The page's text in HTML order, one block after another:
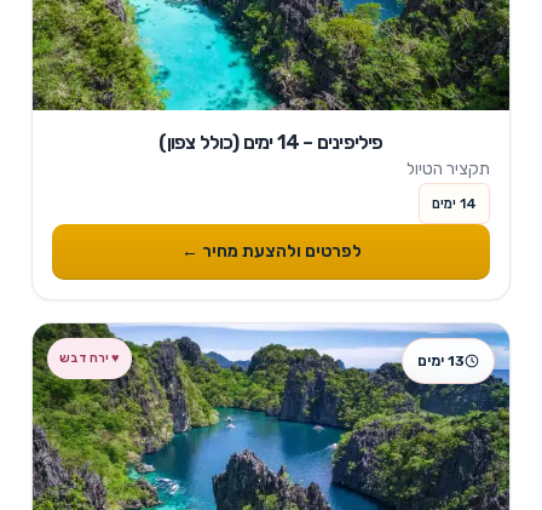
פיליפינים – 14 ימים (כולל צפון)
תקציר הטיול
14 ימים
לפרטים ולהצעת מחיר ←
13 ימים